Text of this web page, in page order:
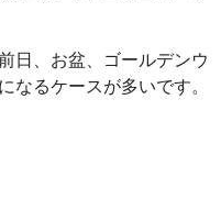
日、お盆、ゴールデンウ
なるケースが多いです。